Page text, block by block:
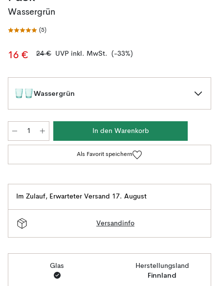
Wassergrün
(5)
16 € 24 € UVP inkl. MwSt. (-33%)
Wassergrün
In den Warenkorb
Als Favorit speichern
Im Zulauf, Erwarteter Versand 17. August
Versandinfo
Glas Herstellungsland
Finnland